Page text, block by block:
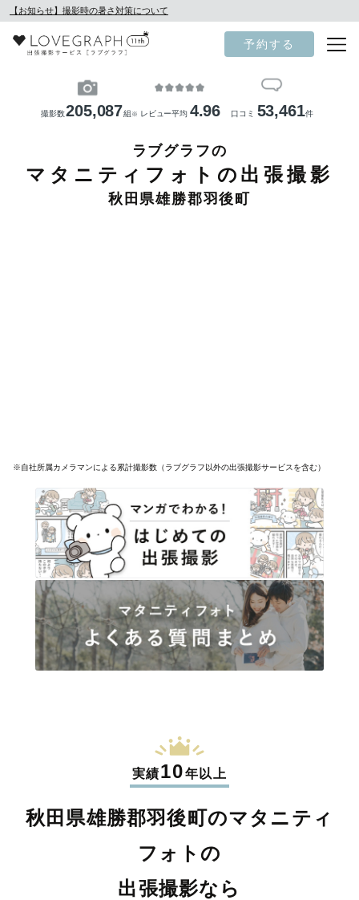
【お知らせ】撮影時の暑さ対策について
予約する
撮影数205,087組 ※ レビュー平均 4.96 口コミ 53,461件
ラブグラフの
マタニティフォトの出張撮影
秋田県雄勝郡羽後町
※自社所属カメラマンによる累計撮影数（ラブグラフ以外の出張撮影サービスを含む）
実績10年以上
秋田県雄勝郡羽後町のマタニティ
フォトの
出張撮影なら